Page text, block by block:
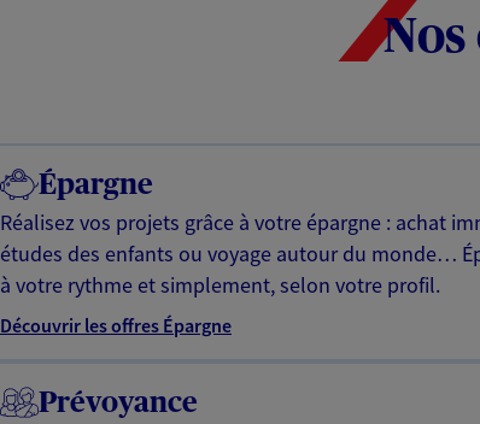
Épargne
Réalisez vos projets grâce à votre épargne : achat
études des enfants ou voyage autour du monde…
à votre rythme et simplement, selon votre profil.
Découvrir les offres Épargne
Prévoyance